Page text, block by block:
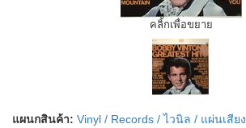
คลิ้กเพื่อขยาย
แผนกสินค้า: Vinyl / Records / ไวนิล / แผ่นเสียง